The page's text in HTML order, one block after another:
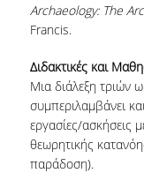
E-
Archaeology: The
Francis.
Διδακτικές και
Μια διάλεξη τριών
συμπεριλαμβάνει
εργασίες/ασκήσεις
θεωρητικής
παράδοση).